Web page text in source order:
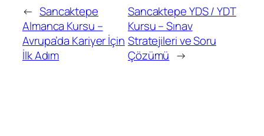
← Sancaktepe
Almanca Kursu –
Avrupa’da Kariyer İçin
İlk Adım
Sancaktepe YDS / YDT
Kursu – Sınav
Stratejileri ve Soru
Çözümü →